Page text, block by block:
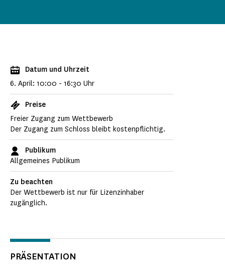
Datum und Uhrzeit
6. April: 10:00 - 16:30 Uhr
Preise
Freier Zugang zum Wettbewerb
Der Zugang zum Schloss bleibt kostenpflichtig.
Publikum
Allgemeines Publikum
Zu beachten
Der Wettbewerb ist nur für Lizenzinhaber
zugänglich.
PRÄSENTATION